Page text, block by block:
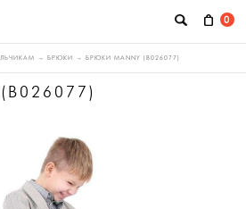
0
→ БРЮКИ → БРЮКИ MANNY (B026077)